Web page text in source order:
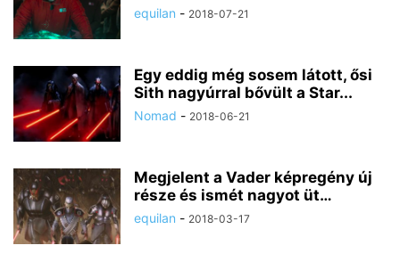
equilan - 2018-07-21
Egy eddig még sosem látott, ősi
Sith nagyúrral bővült a Star...
Nomad - 2018-06-21
Megjelent a Vader képregény új
része és ismét nagyot üt…
equilan - 2018-03-17